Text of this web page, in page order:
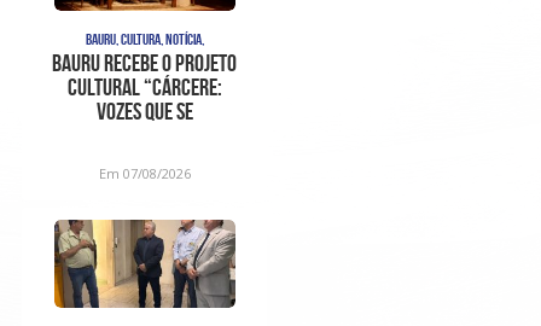
BAURU, CULTURA, NOTÍCIA,
Bauru recebe o projeto
cultural “Cárcere:
Vozes que se
Em 07/08/2026